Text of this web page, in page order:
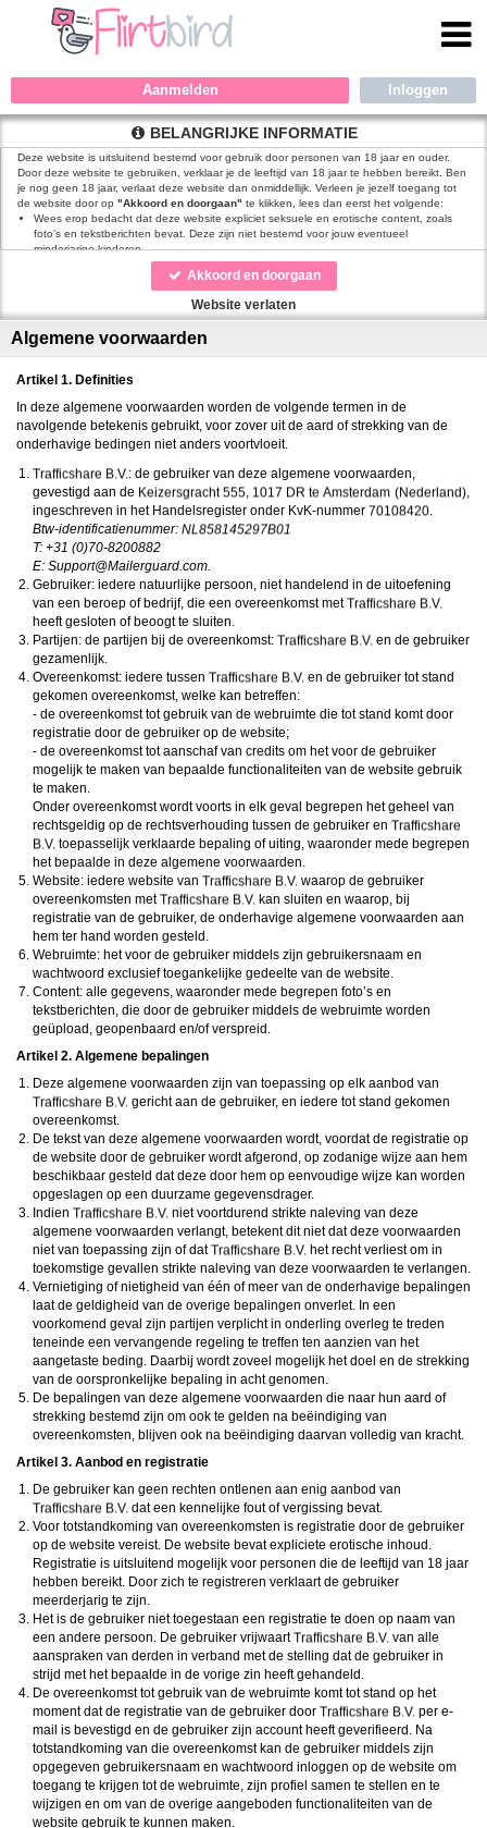
Aanmelden
BELANGRIJKE INFORMATIE
Deze website is uitsluitend bestemd voor gebruik door personen van 18 jaar en ouder.
Door deze website te gebruiken, verklaar je de leeftijd van 18 jaar te hebben bereikt. Ben
je nog geen 18 jaar, verlaat deze website dan onmiddellijk. Verleen je jezelf toegang tot
de website door op "Akkoord en doorgaan" te klikken, lees dan eerst het volgende:
Wees erop bedacht dat deze website expliciet seksuele en erotische content, zoals
foto’s en tekstberichten bevat. Deze zijn niet bestemd voor jouw eventueel
minderjarige kinderen.
gebruikt functionele, analytische cookies, social media cookies en
vergelijkbare technieken, zoals Google Webmaster Tools, Google Analytics, Alexa
Certify, Yandex, Hotjar, Histats en Statcounter die automatisch gegevens kunnen
verzamelen wanneer je de website bezoekt. De gegevens verkregen uit de cookies,
teneinde het voor
Wees voorzichtig bij het praten met vreemden via deze website. Je weet immers nooit
achternaam, e-mailadres, huis- of werkadres, telefoonnummer of andere naar jou
herleidbare gegevens op deze website.
Zet iemand jou onder druk op deze website, bijvoorbeeld om persoonlijke of financiële
gegevens te verstrekken? Stop dan meteen met het communiceren met deze persoon.
Let er ook op dat mensen in staat zijn op een listige manier dergelijke gegevens van je
Voorkom dat jouw minderjarige kinderen met erotische of anderszins voor minderjarigen
ongeschikte online content in aanraking komen. Daarvoor enkele tips:
Installeer programma’s voor ouderlijk toezicht op jouw apparaat . Voorbeelden van
programma’s voor ouderlijk toezicht zijnNetnanny
. Deze programma’s werken zodanig dat toegang tot specifieke websites en
online inhoud worden geblokkeerd. Vaak blokkeren deze programma’s standaard al
een groot aantal websites waarvan algemeen verondersteld wordt dat deze
ongeschikt zijn voor minderjarigen. Door middel van updates kunnen daar steeds
nieuwe websites aan worden toegevoegd.
Neem contact op met jouw internetprovider
maken dat bepaalde informatie van internet wordt gefilterd. Je kunt jouw
internetprovider raadplegen om na te vragen of deze service ook voor jou mogelijk
is.
Controleer jouw webbrowser. Informeer je over de werking van jouw webbrowser
zodat je kunt zien welke websites door jouw minderjarige kinderen zijn bezocht.
Door in geval van ongewenste sitebezoeken jouw minderjarige kinderen daarop
aan te spreken, kun je jouw kinderen leren dat de websites niet voor hun geschikt
zijn. Bovendien kun je naar aanleiding daarvan beoordelen in hoeverre jouw kind
geïnteresseerd is in bepaalde websites, zodat je bovenstaande tips kunt hanteren.
Praat met jouw kinderen. Leer jouw minderjarige kinderen dat ze nooit
persoonsgegevens of persoonlijke informatie via internet moeten verstrekken aan
internet hoeft te zijn wie ze zeggen te zijn en dat men wel eens verkeerde
bedoelingen kan hebben als iemand via het internet contact opneemt met jouw
kind. Vertel jouw kinderen bovendien dat ze niet met vreemde andere minderjarigen
die zij online hebben ontmoet, moeten afspreken zonder daarover eerst met jou te
overleggen. Ook is het raadzaam jouw kind te vertellen dat hij jou meteen moet
laten weten wanneer iemand op internet contact met hem opneemt of wanneer
jouw kind seksueel getinte content of andere content waarvan hij schrikt, op
internet tegenkomt.
Via deze website verleent
chatdiensten voor entertainmentdoeleinden. Om van deze diensten gebruik te kunnen
maken, heb je credits nodig. Je ontvangt er bij jouw aanmelding een paar gratis, maar
daarna dien je voor credits te betalen. De kosten daarvoor tref je aan bij jouw
bestelling van credits en op de paginaKosten.
behoudt zich het recht voor om zelf profielen op deze website aan te
maken en namens deze profielen berichten aan jou als gebruiker te verzenden. Door
gefingeerd zijn. Deze gefingeerde profielen zijn alleen aangemaakt om berichten en
profiel zijn dan ook niet mogelijk.
Deze site wordt beschermd door reCAPTCHA, hetPrivacybeleiden deAlgemene
Voorwaardenvan Google zijn van toepassing.
hanteert een beschermplan met als doel het herkennen en in
bescherming nemen van consumenten die de aard van de diensten op deze website
mogelijk niet begrijpen. Het beschermplan houdt onder meer in dat jijzelf, maar ook
derden een toegangsverbod voor jou kunnen aanvragen. Meer informatie hierover tref
je aan op de paginaToegangsverbod.
Op het gebruik van deze website zijn dealgemene voorwaarden ,cookieverklaring
en
van toepassing. Door op
doorgaan"te klikken ga je met decookieverklaringenprivacybeleidakkoord.
Indien je je op de website registreert, ga je tevens akkoord met dealgemene
voorwaarden
Akkoord en doorgaan
Website verlaten
Algemene voorwaarden
Artikel 1. Definities
In deze algemene voorwaarden worden de volgende termen in de
navolgende betekenis gebruikt, voor zover uit de aard of strekking van de
onderhavige bedingen niet anders voortvloeit.
: de gebruiker van deze algemene voorwaarden,
gevestigd aan de
,
,
ingeschreven in het Handelsregister onder KvK-nummer
.
Btw-identificatienummer:
T: +31 (0)70-8200882
E: moc.draugreliaM@troppuS.
Gebruiker: iedere natuurlijke persoon, niet handelend in de uitoefening
van een beroep of bedrijf, die een overeenkomst met
heeft gesloten of beoogt te sluiten.
Partijen: de partijen bij de overeenkomst:
en de gebruiker
gezamenlijk.
Overeenkomst: iedere tussen
en de gebruiker tot stand
gekomen overeenkomst, welke kan betreffen:
- de overeenkomst tot gebruik van de webruimte die tot stand komt door
registratie door de gebruiker op de website;
- de overeenkomst tot aanschaf van credits om het voor de gebruiker
mogelijk te maken van bepaalde functionaliteiten van de website gebruik
te maken.
Onder overeenkomst wordt voorts in elk geval begrepen het geheel van
rechtsgeldig op de rechtsverhouding tussen de gebruiker en
toepasselijk verklaarde bepaling of uiting, waaronder mede begrepen
het bepaalde in deze algemene voorwaarden.
Website: iedere website van
waarop de gebruiker
overeenkomsten met
kan sluiten en waarop, bij
registratie van de gebruiker, de onderhavige algemene voorwaarden aan
hem ter hand worden gesteld.
Webruimte: het voor de gebruiker middels zijn gebruikersnaam en
wachtwoord exclusief toegankelijke gedeelte van de website.
Content: alle gegevens, waaronder mede begrepen foto’s en
tekstberichten, die door de gebruiker middels de webruimte worden
geüpload, geopenbaard en/of verspreid.
Artikel 2. Algemene bepalingen
Deze algemene voorwaarden zijn van toepassing op elk aanbod van
gericht aan de gebruiker, en iedere tot stand gekomen
overeenkomst.
De tekst van deze algemene voorwaarden wordt, voordat de registratie op
de website door de gebruiker wordt afgerond, op zodanige wijze aan hem
beschikbaar gesteld dat deze door hem op eenvoudige wijze kan worden
opgeslagen op een duurzame gegevensdrager.
Indien
niet voortdurend strikte naleving van deze
algemene voorwaarden verlangt, betekent dit niet dat deze voorwaarden
niet van toepassing zijn of dat
het recht verliest om in
toekomstige gevallen strikte naleving van deze voorwaarden te verlangen.
Vernietiging of nietigheid van één of meer van de onderhavige bepalingen
laat de geldigheid van de overige bepalingen onverlet. In een
voorkomend geval zijn partijen verplicht in onderling overleg te treden
teneinde een vervangende regeling te treffen ten aanzien van het
aangetaste beding. Daarbij wordt zoveel mogelijk het doel en de strekking
van de oorspronkelijke bepaling in acht genomen.
De bepalingen van deze algemene voorwaarden die naar hun aard of
strekking bestemd zijn om ook te gelden na beëindiging van
overeenkomsten, blijven ook na beëindiging daarvan volledig van kracht.
Artikel 3. Aanbod en registratie
De gebruiker kan geen rechten ontlenen aan enig aanbod van
dat een kennelijke fout of vergissing bevat.
Voor totstandkoming van overeenkomsten is registratie door de gebruiker
op de website vereist. De website bevat expliciete erotische inhoud.
Registratie is uitsluitend mogelijk voor personen die de leeftijd van 18 jaar
hebben bereikt. Door zich te registreren verklaart de gebruiker
meerderjarig te zijn.
Het is de gebruiker niet toegestaan een registratie te doen op naam van
een andere persoon. De gebruiker vrijwaart
van alle
aanspraken van derden in verband met de stelling dat de gebruiker in
strijd met het bepaalde in de vorige zin heeft gehandeld.
De overeenkomst tot gebruik van de webruimte komt tot stand op het
moment dat de registratie van de gebruiker door
per e-
mail is bevestigd en de gebruiker zijn account heeft geverifieerd. Na
totstandkoming van die overeenkomst kan de gebruiker middels zijn
opgegeven gebruikersnaam en wachtwoord inloggen op de website om
toegang te krijgen tot de webruimte, zijn profiel samen te stellen en te
wijzigen en om van de overige aangeboden functionaliteiten van de
website gebruik te kunnen maken.